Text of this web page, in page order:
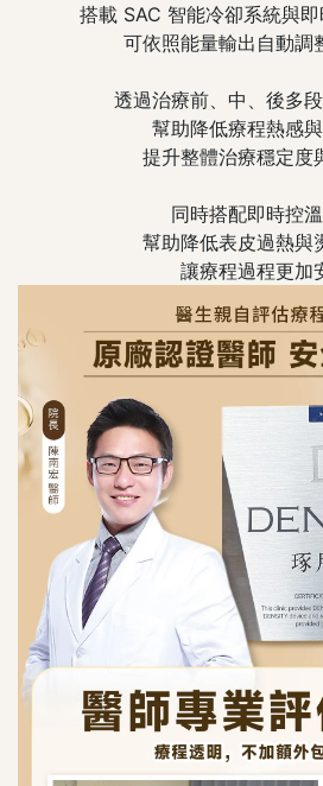
搭載 SAC 智能冷卻系統與
可依照能量輸出自動調
透過治療前、中、後多
幫助降低療程熱感
提升整體治療穩定度
同時搭配即時控
幫助降低表皮過熱與
讓療程過程更加